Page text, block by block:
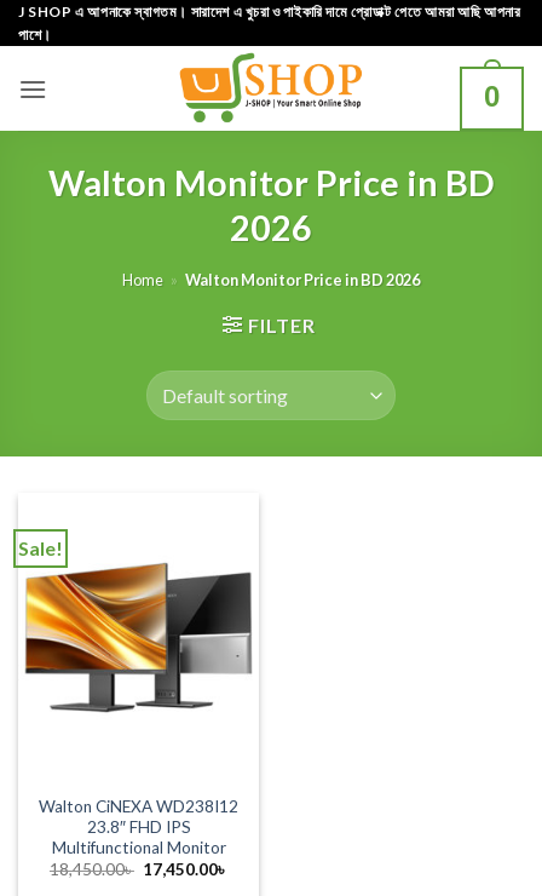
Skip
to
J SHOP এ আপনাকে স্বাগতম। সারাদেশ এ খুচরা ও পাইকারি দামে প্রোডাক্ট পেতে আমরা আছি আপনার
পাশে।
0
Walton Monitor Price in BD
2026
Home » Walton Monitor Price in BD 2026
FILTER
Sale!
Walton CiNEXA WD238I12
23.8″ FHD IPS
Multifunctional Monitor
18,450.00৳ Original
price
17,450.00৳